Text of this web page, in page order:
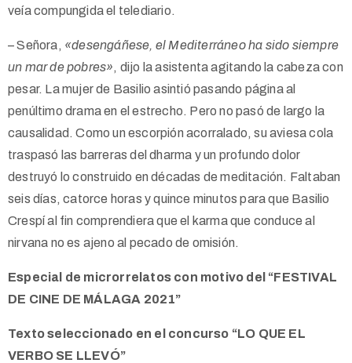
veía compungida el telediario.
– Señora, «desengáñese, el Mediterráneo ha sido siempre
un mar de pobres», dijo la asistenta agitando la cabeza con
pesar. La mujer de Basilio asintió pasando página al
penúltimo drama en el estrecho. Pero no pasó de largo la
causalidad. Como un escorpión acorralado, su aviesa cola
traspasó las barreras del dharma y un profundo dolor
destruyó lo construido en décadas de meditación. Faltaban
seis días, catorce horas y quince minutos para que Basilio
Crespí al fin comprendiera que el karma que conduce al
nirvana no es ajeno al pecado de omisión.
Especial de microrrelatos con motivo del “FESTIVAL
DE CINE DE MÁLAGA 2021”
Texto seleccionado en el concurso “LO QUE EL
VERBO SE LLEVÓ”